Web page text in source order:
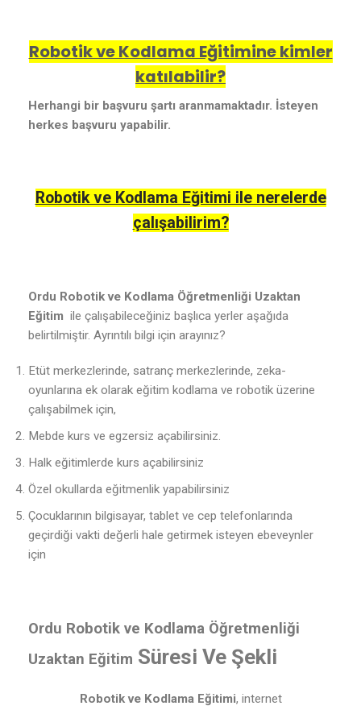
Robotik ve Kodlama Eğitimine kimler
katılabilir?
Herhangi bir başvuru şartı aranmamaktadır. İsteyen
herkes başvuru yapabilir.
Robotik ve Kodlama Eğitimi ile nerelerde
çalışabilirim?
Ordu Robotik ve Kodlama Öğretmenliği Uzaktan
Eğitim ile çalışabileceğiniz başlıca yerler aşağıda
belirtilmiştir. Ayrıntılı bilgi için arayınız?
Etüt merkezlerinde, satranç merkezlerinde, zeka-
oyunlarına ek olarak eğitim kodlama ve robotik üzerine
çalışabilmek için,
Mebde kurs ve egzersiz açabilirsiniz.
Halk eğitimlerde kurs açabilirsiniz
Özel okullarda eğitmenlik yapabilirsiniz
Çocuklarının bilgisayar, tablet ve cep telefonlarında
geçirdiği vakti değerli hale getirmek isteyen ebeveynler
için
Ordu Robotik ve Kodlama Öğretmenliği
Uzaktan Eğitim Süresi Ve Şekli
Robotik ve Kodlama Eğitimi, internet